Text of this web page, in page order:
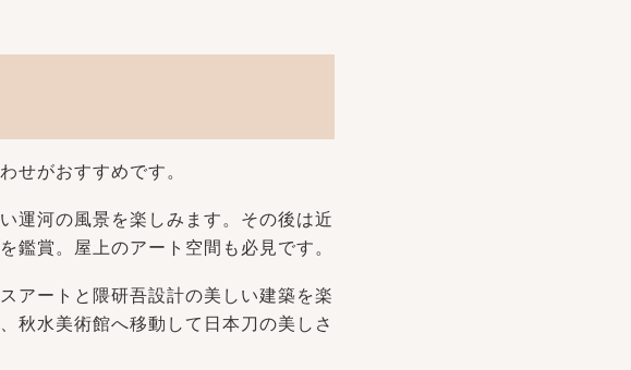
せがおすすめです。
運河の風景を楽しみます。その後は近
鑑賞。屋上のアート空間も必見です。
アートと隈研吾設計の美しい建築を楽
秋水美術館へ移動して日本刀の美しさ